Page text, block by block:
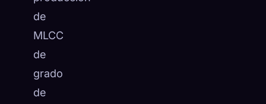
de
MLCC
de
grado
de